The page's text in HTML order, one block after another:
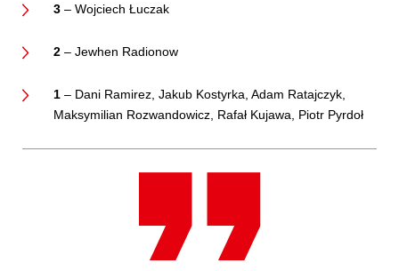
3 – Wojciech Łuczak
2 – Jewhen Radionow
1 – Dani Ramirez, Jakub Kostyrka, Adam Ratajczyk,
Maksymilian Rozwandowicz, Rafał Kujawa, Piotr Pyrdoł